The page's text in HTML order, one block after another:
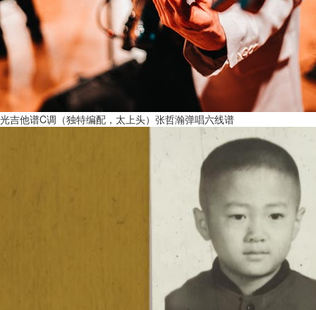
光吉他谱C调（独特编配，太上头）张哲瀚弹唱六线谱